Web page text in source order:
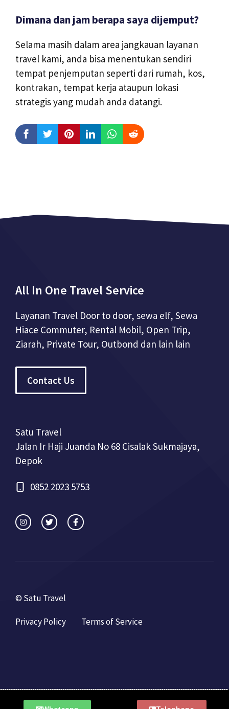
Dimana dan jam berapa saya dijemput?
Selama masih dalam area jangkauan layanan
travel kami, anda bisa menentukan sendiri
tempat penjemputan seperti dari rumah, kos,
kontrakan, tempat kerja ataupun lokasi
strategis yang mudah anda datangi.
All In One Travel Service
Layanan Travel Door to door, sewa elf, Sewa
Hiace Commuter, Rental Mobil, Open Trip,
Ziarah, Private Tour, Outbond dan lain lain
Contact Us
Satu Travel
Jalan Ir Haji Juanda No 68 Cisalak Sukmajaya,
Depok
0852 2023 5753
© Satu Travel
Privacy Policy Terms of Service